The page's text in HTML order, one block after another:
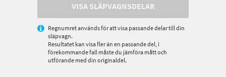
VISA SLÄPVAGNSDELAR
Regnumret används för att visa passande delar till din
släpvagn.
Resultatet kan visa fler än en passande del, i
förekommande fall måste du jämföra mått och
utförande med din originaldel.